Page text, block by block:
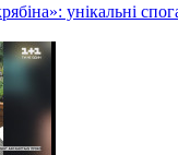
унікальні